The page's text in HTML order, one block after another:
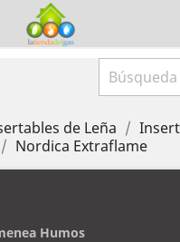
de Leña
Nordica Extraflame
Humos